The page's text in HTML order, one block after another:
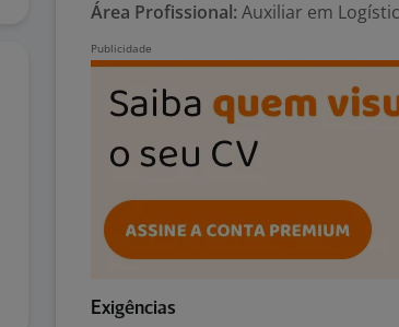
Área Profissional: Auxiliar em
Exigências